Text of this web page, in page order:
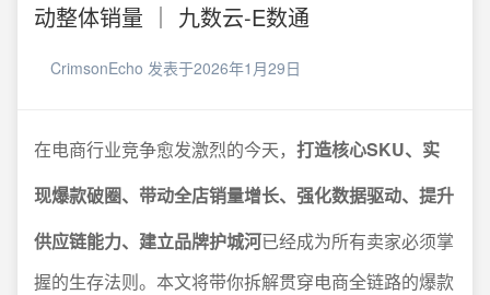
动整体销量 ｜ 九数云-E数通
CrimsonEcho 发表于2026年1月29日
在电商行业竞争愈发激烈的今天， 打造核心SKU、实
现爆款破圈、带动全店销量增长、强化数据驱动、提升
供应链能力、建立品牌护城河已经成为所有卖家必须掌
握的生存法则。本文将带你拆解贯穿电商全链路的爆款